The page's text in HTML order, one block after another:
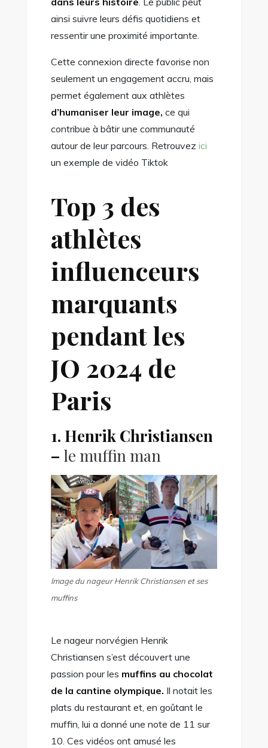
ainsi suivre leurs défis quotidiens et
ressentir une proximité importante.
Cette connexion directe favorise non
seulement un engagement accru, mais
permet également aux athlètes
d’humaniser leur image, ce qui
contribue à bâtir une communauté
autour de leur parcours. Retrouvez ici
un exemple de vidéo Tiktok
Top 3 des
athlètes
influenceurs
marquants
pendant les
JO 2024 de
Paris
1. Henrik Christiansen
– le muffin man
Image du nageur Henrik Christiansen et ses
muffins
Le nageur norvégien Henrik
Christiansen s’est découvert une
passion pour les muffins au chocolat
de la cantine olympique. Il notait les
plats du restaurant et, en goûtant le
muffin, lui a donné une note de 11 sur
10. Ces vidéos ont amusé les